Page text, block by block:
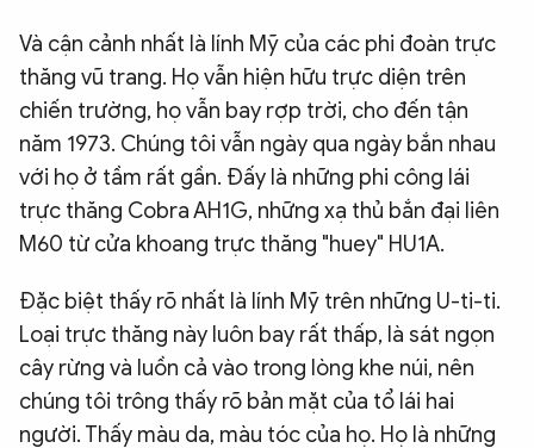
Và cận cảnh nhất là lính Mỹ của các phi đoàn trực
thăng vũ trang. Họ vẫn hiện hữu trực diện trên
chiến trường, họ vẫn bay rợp trời, cho đến tận
năm 1973. Chúng tôi vẫn ngày qua ngày bắn nhau
với họ ở tầm rất gần. Đấy là những phi công lái
trực thăng Cobra AH1G, những xạ thủ bắn đại liên
M60 từ cửa khoang trực thăng "huey" HU1A.
Đặc biệt thấy rõ nhất là lính Mỹ trên những U-ti-ti.
Loại trực thăng này luôn bay rất thấp, là sát ngọn
cây rừng và luồn cả vào trong lòng khe núi, nên
chúng tôi trông thấy rõ bản mặt của tổ lái hai
người. Thấy màu da, màu tóc của họ. Họ là những